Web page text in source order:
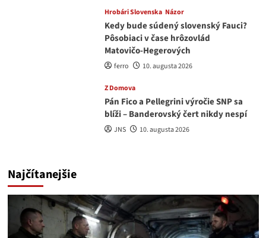
Hrobári Slovenska Názor
Kedy bude súdený slovenský Fauci?
Pôsobiaci v čase hrôzovlád
Matovičo-Hegerových
ferro 10. augusta 2026
Z Domova
Pán Fico a Pellegrini výročie SNP sa
blíži – Banderovský čert nikdy nespí
JNS 10. augusta 2026
Najčítanejšie